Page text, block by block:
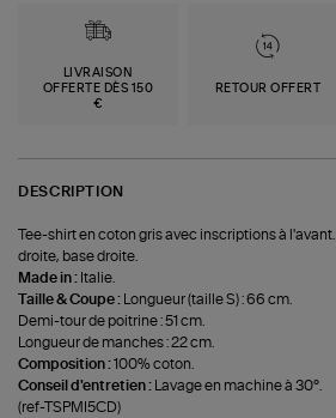
LIVRAISON
OFFERTE DÈS 150
€
RETOUR OFFERT
DESCRIPTION
Tee-shirt en coton gris avec inscriptions à
droite, base droite.
Made in : Italie.
Taille & Coupe : Longueur (taille S) : 66 cm.
Demi-tour de poitrine : 51 cm.
Longueur de manches : 22 cm.
Composition :100% coton.
Conseil d'entretien : Lavage en machine à 30°.
(ref-TSPMI5CD)